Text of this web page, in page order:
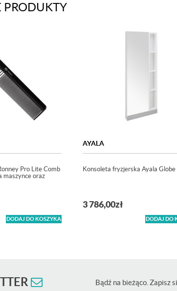
PRODUKTY
Pro Lite Comb
maszynce oraz
DODAJ DO KOSZYKA
AYALA
Konsoleta fryzjerska Ayala Globe
3 786,00zł
DODAJ DO
Bądź na bieżąco. Zapisz